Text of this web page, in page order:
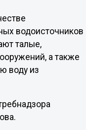
водоисточников
талые,
а также
воду из